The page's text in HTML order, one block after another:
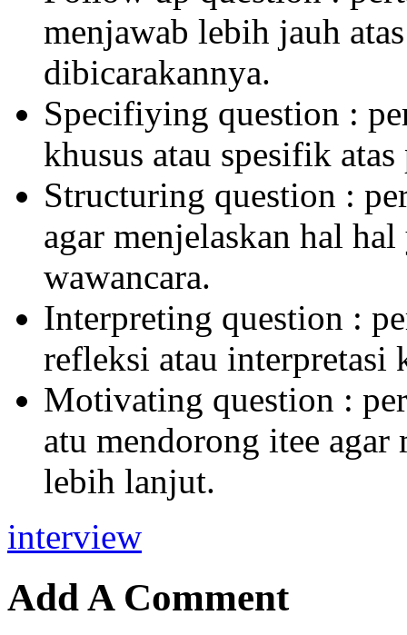
menjawab lebih jauh
dibicarakannya.
Specifiying question :
khusus atau spesifik
Structuring question :
agar menjelaskan hal
wawancara.
Interpreting question :
refleksi atau interpretasi
Motivating question :
atu mendorong itee agar
lebih lanjut.
interview
Add A Comment